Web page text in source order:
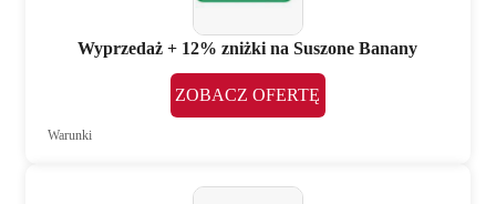
Wyprzedaż + 12% zniżki na Suszone Banany
ZOBACZ OFERTĘ
Warunki